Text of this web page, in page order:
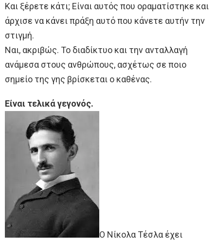
Και ξέρετε κάτι; Είναι αυτός που οραματίστηκε και
άρχισε να κάνει πράξη αυτό που κάνετε αυτήν την
στιγμή.
Ναι, ακριβώς. Το διαδίκτυο και την ανταλλαγή
ανάμεσα στους ανθρώπους, ασχέτως σε ποιο
σημείο της γης βρίσκεται ο καθένας.
Είναι τελικά γεγονός.
O Νίκολα Τέσλα έχει